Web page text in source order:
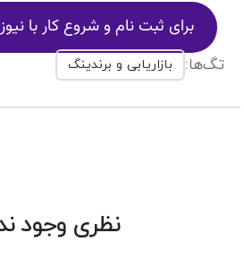
برای ثبت نام و شروع کار با
تگ‌ها: بازاریابی و برندینگ
نظری وجود